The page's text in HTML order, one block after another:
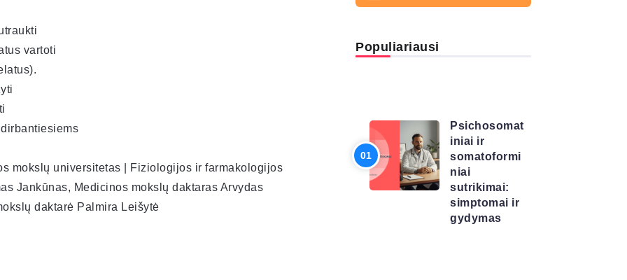
vartoti
mokslų universitetas | Fiziologijos ir farmakologijos
Jankūnas, Medicinos mokslų daktaras Arvydas
daktarė Palmira Leišytė
Populiariausi
Psichosomat
iniai ir
somatoformi
niai
sutrikimai:
simptomai ir
gydymas